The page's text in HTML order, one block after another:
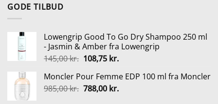
GODE TILBUD
Lowengrip Good To Go Dry Shampoo 250 ml
- Jasmin & Amber fra Lowengrip
145,00kr. Den
pris
var:
108,75 kr.Den
pris
er:
Moncler Pour Femme EDP 100 ml fra Moncler
985,00kr. Den
788,00 kr.Den